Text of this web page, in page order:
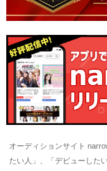
オーディションサイト
たい人」、「デビューした